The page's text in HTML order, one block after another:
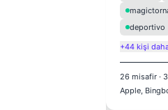
deportivo
+44 kişi
26 misafir · 3
Apple,